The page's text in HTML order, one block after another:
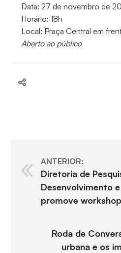
Data: 27 de novembro de
Horário: 18h
Local: Praça Central em
Aberto ao público
ANTERIOR:
Diretoria de
Desenvolvimento
promove
Roda de
urbana e os